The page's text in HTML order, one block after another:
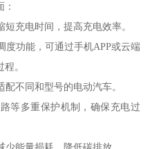
充电时间，提高充电效率。
度功能，可通过手机APP或云端
。
不同和型号的电动汽车。
等多重保护机制，确保充电过